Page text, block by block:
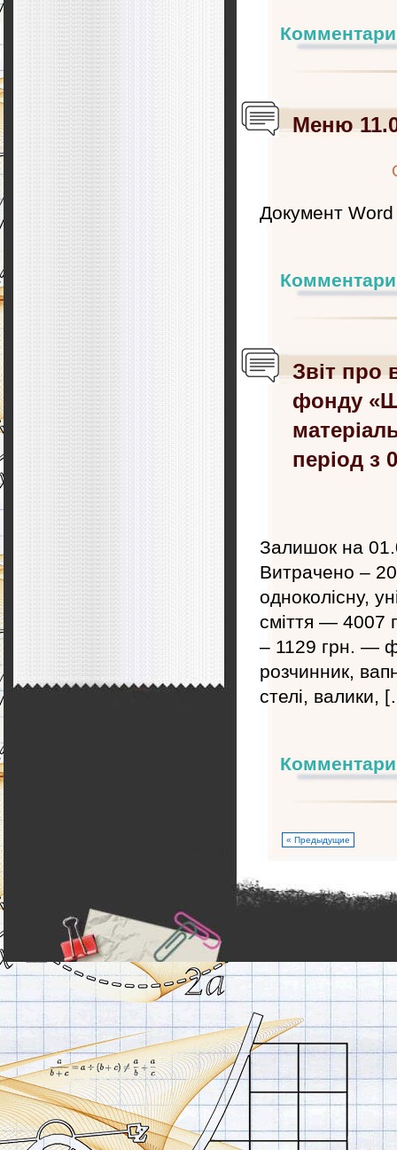
Меню
Документ Word
Звіт про
фонду
період з
Залишок на
Витрачено –
одноколісну,
сміття — 4007
– 1129 грн. —
розчинник,
стелі, валики,
« Предыдущие